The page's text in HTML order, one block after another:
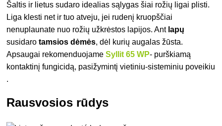
Šaltis ir lietus sudaro idealias sąlygas šiai rožių ligai plisti.
Liga klesti net ir tuo atveju, jei rudenį kruopščiai
nenuplaunate nuo rožių užkrėstos lapijos. Ant lapų
susidarotamsios dėmės, dėl kurių augalas žūsta.
Apsaugai rekomenduojameSyllit 65 WP- purškiamą
kontaktinį fungicidą, pasižymintį vietiniu-sisteminiu poveikiu
.
Rausvosios rūdys